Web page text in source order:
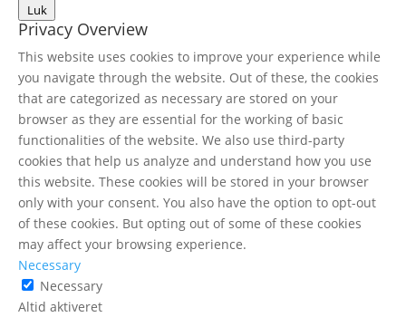
Luk
Privacy Overview
This website uses cookies to improve your experience while
you navigate through the website. Out of these, the cookies
that are categorized as necessary are stored on your
browser as they are essential for the working of basic
functionalities of the website. We also use third-party
cookies that help us analyze and understand how you use
this website. These cookies will be stored in your browser
only with your consent. You also have the option to opt-out
of these cookies. But opting out of some of these cookies
may affect your browsing experience.
Necessary
Necessary
Altid aktiveret